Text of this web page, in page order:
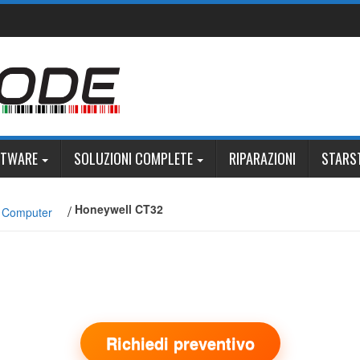
SOLUZIONI COMPLETE RIPARAZIONI
/ Honeywell CT32
Richiedi preventivo